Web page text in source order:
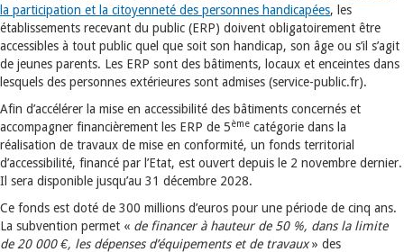
la participation et la citoyenneté des personnes handicapées, les
établissements recevant du public (ERP) doivent obligatoirement être
accessibles à tout public quel que soit son handicap, son âge ou s’il s’agit
de jeunes parents. Les ERP sont des bâtiments, locaux et enceintes dans
lesquels des personnes extérieures sont admises (service-public.fr).
Afin d’accélérer la mise en accessibilité des bâtiments concernés et
accompagner financièrement les ERP de 5ème catégorie dans la
réalisation de travaux de mise en conformité, un fonds territorial
d’accessibilité, financé par l’Etat, est ouvert depuis le 2 novembre dernier.
Il sera disponible jusqu’au 31 décembre 2028.
Ce fonds est doté de 300 millions d’euros pour une période de cinq ans.
La subvention permet « de financer à hauteur de 50 %, dans la limite
de 20 000 €, les dépenses d’équipements et de travaux» des